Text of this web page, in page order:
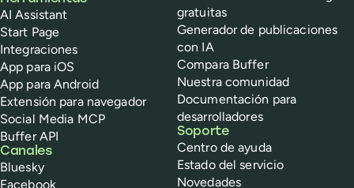
AI Assistant
Start Page
Integraciones
App para iOS
App para Android
Extensión para navegador
Social Media MCP
Buffer API
Canales
Bluesky
Facebook
gratuitas
Generador de publicaciones
con IA
Compara Buffer
Nuestra comunidad
Documentación para
desarrolladores
Soporte
Centro de ayuda
Estado del servicio
Novedades